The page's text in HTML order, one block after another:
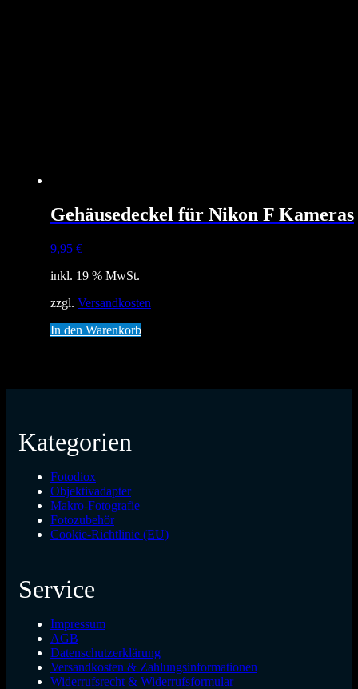
Gehäusedeckel für Nikon F Kameras
9,95 €
inkl. 19 % MwSt.
zzgl. Versandkosten
In den Warenkorb
Kategorien
Fotodiox
Objektivadapter
Makro-Fotografie
Fotozubehör
Cookie-Richtlinie (EU)
Service
Impressum
AGB
Datenschutzerklärung
Versandkosten & Zahlungsinformationen
Widerrufsrecht & Widerrufsformular